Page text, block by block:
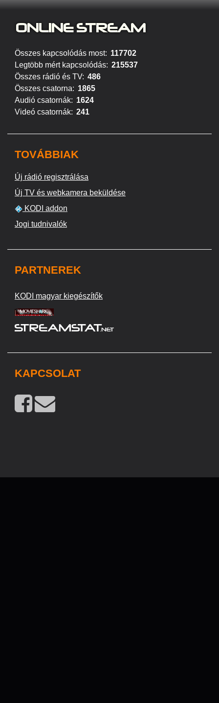
ONLINE STREAM
Összes kapcsolódás most: 117702
Legtöbb mért kapcsolódás: 215537
Összes rádió és TV: 486
Összes csatorna: 1865
Audió csatornák: 1624
Videó csatornák: 241
TOVÁBBIAK
Új rádió regisztrálása
Új TV és webkamera beküldése
KODI addon
Jogi tudnivalók
PARTNEREK
KODI magyar kiegészítők
KAPCSOLAT